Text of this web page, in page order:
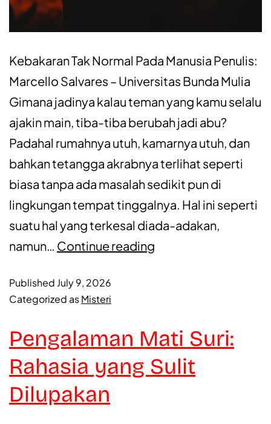
Kebakaran Tak Normal Pada Manusia Penulis:
Marcello Salvares – Universitas Bunda Mulia
Gimana jadinya kalau teman yang kamu selalu
ajakin main, tiba-tiba berubah jadi abu?
Padahal rumahnya utuh, kamarnya utuh, dan
bahkan tetangga akrabnya terlihat seperti
biasa tanpa ada masalah sedikit pun di
lingkungan tempat tinggalnya. Hal ini seperti
suatu hal yang terkesal diada-adakan,
namun… Continue reading
Published July 9, 2026
Categorized asMisteri
Pengalaman Mati Suri:
Rahasia yang Sulit
Dilupakan